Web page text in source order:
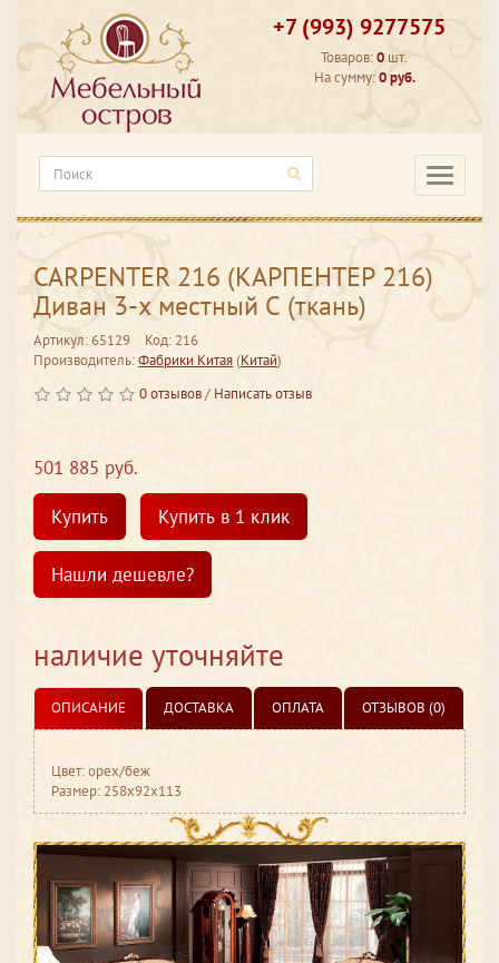
+7 (993) 9277575
Товаров:0 шт.
На сумму:0 руб.
CARPENTER 216 (КАРПЕНТЕР 216)
Диван 3-х местный С (ткань)
Артикул: 65129
Код: 216
Производитель:Фабрики Китая(Китай)
0 отзывов/ Написать отзыв
501 885 руб.
Купить
Купить в 1 клик
Нашли дешевле?
наличие уточняйте
ОПИСАНИЕ ДОСТАВКА ОПЛАТА ОТЗЫВОВ (0)
Цвет: орех/беж
Размер: 258x92x113